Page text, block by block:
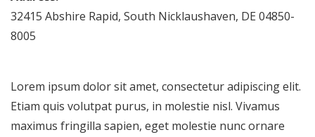
32415 Abshire Rapid, South Nicklaushaven, DE 04850-
8005
Lorem ipsum dolor sit amet, consectetur adipiscing elit.
Etiam quis volutpat purus, in molestie nisl. Vivamus
maximus fringilla sapien, eget molestie nunc ornare